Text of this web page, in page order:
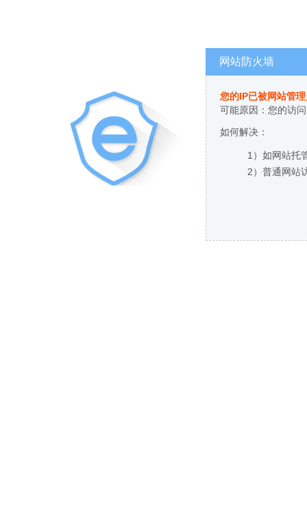
网站防火墙
您的IP已被网站管
可能原因：您的访
如何解决：
1）如网站托
2）普通网站